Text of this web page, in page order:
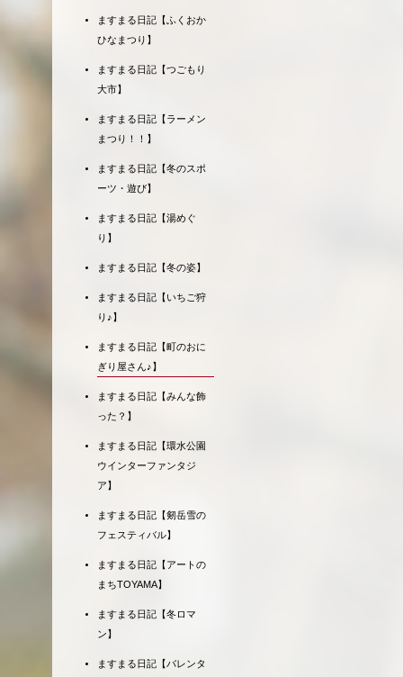
ますまる日記【ふくおか
ひなまつり】
ますまる日記【つごもり
大市】
ますまる日記【ラーメン
まつり！！】
ますまる日記【冬のスポ
ーツ・遊び】
ますまる日記【湯めぐ
り】
ますまる日記【冬の姿】
ますまる日記【いちご狩
り♪】
ますまる日記【町のおに
ぎり屋さん♪】
ますまる日記【みんな飾
った？】
ますまる日記【環水公園
ウインターファンタジ
ア】
ますまる日記【剱岳雪の
フェスティバル】
ますまる日記【アートの
まちTOYAMA】
ますまる日記【冬ロマ
ン】
ますまる日記【バレンタ